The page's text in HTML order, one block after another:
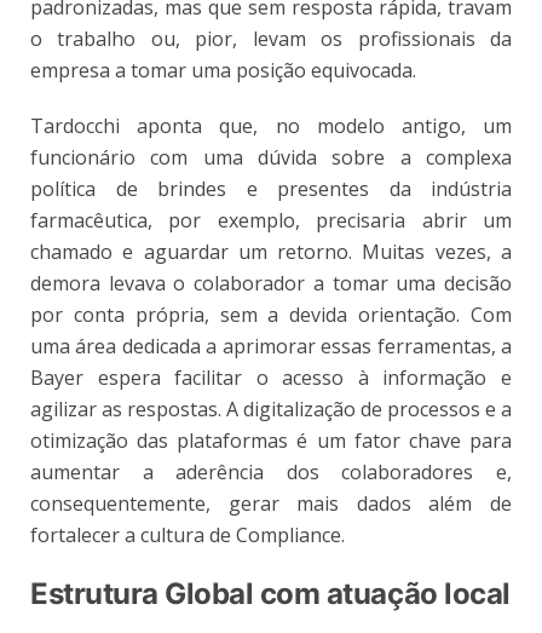
padronizadas, mas que sem resposta rápida, travam
o trabalho ou, pior, levam os profissionais da
empresa a tomar uma posição equivocada.
Tardocchi aponta que, no modelo antigo, um
funcionário com uma dúvida sobre a complexa
política de brindes e presentes da indústria
farmacêutica, por exemplo, precisaria abrir um
chamado e aguardar um retorno. Muitas vezes, a
demora levava o colaborador a tomar uma decisão
por conta própria, sem a devida orientação. Com
uma área dedicada a aprimorar essas ferramentas, a
Bayer espera facilitar o acesso à informação e
agilizar as respostas. A digitalização de processos e a
otimização das plataformas é um fator chave para
aumentar a aderência dos colaboradores e,
consequentemente, gerar mais dados além de
fortalecer a cultura de Compliance.
Estrutura Global com atuação local